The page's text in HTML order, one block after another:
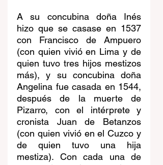
A su concubina doña Inés
hizo que se casase en 1537
con Francisco de Ampuero
(con quien vivió en Lima y de
quien tuvo tres hijos mestizos
más), y su concubina doña
Angelina fue casada en 1544,
después de la muerte de
Pizarro, con el intérprete y
cronista Juan de Betanzos
(con quien vivió en el Cuzco y
de quien tuvo una hija
mestiza). Con cada una de